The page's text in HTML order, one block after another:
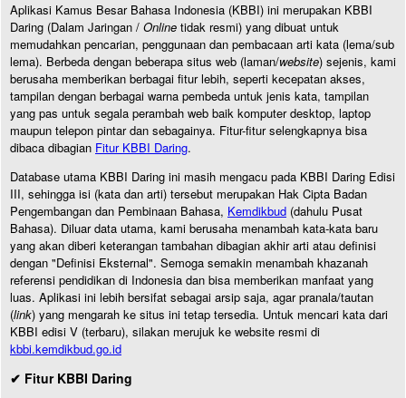
Aplikasi Kamus Besar Bahasa Indonesia (KBBI) ini merupakan KBBI
Daring (Dalam Jaringan / Online tidak resmi) yang dibuat untuk
memudahkan pencarian, penggunaan dan pembacaan arti kata (lema/sub
lema). Berbeda dengan beberapa situs web (laman/website) sejenis, kami
berusaha memberikan berbagai fitur lebih, seperti kecepatan akses,
tampilan dengan berbagai warna pembeda untuk jenis kata, tampilan
yang pas untuk segala perambah web baik komputer desktop, laptop
maupun telepon pintar dan sebagainya. Fitur-fitur selengkapnya bisa
dibaca dibagian Fitur KBBI Daring.
Database utama KBBI Daring ini masih mengacu pada KBBI Daring Edisi
III, sehingga isi (kata dan arti) tersebut merupakan Hak Cipta Badan
Pengembangan dan Pembinaan Bahasa, Kemdikbud (dahulu Pusat
Bahasa). Diluar data utama, kami berusaha menambah kata-kata baru
yang akan diberi keterangan tambahan dibagian akhir arti atau definisi
dengan "Definisi Eksternal". Semoga semakin menambah khazanah
referensi pendidikan di Indonesia dan bisa memberikan manfaat yang
luas. Aplikasi ini lebih bersifat sebagai arsip saja, agar pranala/tautan
(link) yang mengarah ke situs ini tetap tersedia. Untuk mencari kata dari
KBBI edisi V (terbaru), silakan merujuk ke website resmi di
kbbi.kemdikbud.go.id
✔ Fitur KBBI Daring